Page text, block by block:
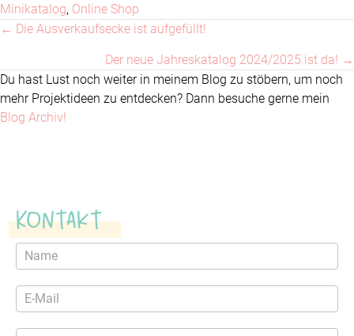
Minikatalog, Online Shop
Posts
navigation
← Die Ausverkaufsecke ist aufgefüllt!
Der neue Jahreskatalog 2024/2025 ist da! →
Du hast Lust noch weiter in meinem Blog zu stöbern, um noch
mehr Projektideen zu entdecken? Dann besuche gerne mein
Blog Archiv!
Kontakt
Kontaktformular